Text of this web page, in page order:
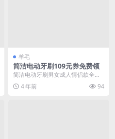
羊毛
简洁电动牙刷109元券免费领
简洁电动牙刷男女成人情侣款全自
动声波震动充电式护龈软毛防水
4 年前 94